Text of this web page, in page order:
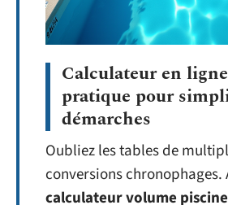
Calculateur en
pratique pour
démarches
Oubliez les tables de
conversions chronophages.
calculateur volume piscine